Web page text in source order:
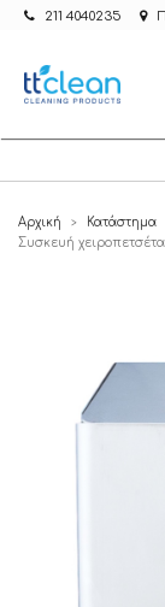
211 4040235
Αρχική > Κατάστημα
Συσκευή